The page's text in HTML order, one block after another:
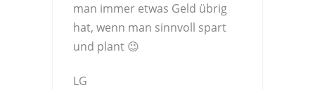
man immer etwas Geld übrig
hat, wenn man sinnvoll spart
und plant 😉
LG